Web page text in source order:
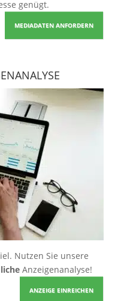
genügt.
MEDIADATEN ANFORDERN
Nutzen Sie unsere
Anzeigenanalyse!
ANZEIGE EINREICHEN